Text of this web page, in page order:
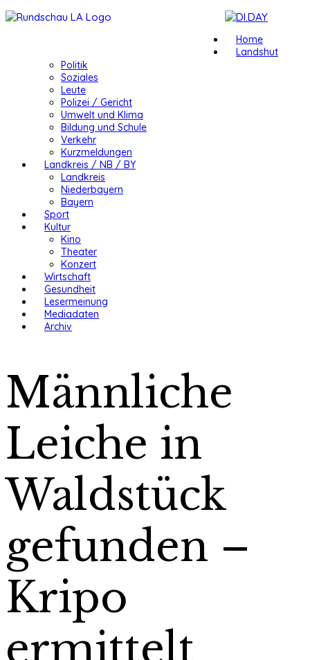
Home
Landshut
Politik
Soziales
Leute
Polizei / Gericht
Umwelt und Klima
Bildung und Schule
Verkehr
Kurzmeldungen
Landkreis / NB / BY
Landkreis
Niederbayern
Bayern
Sport
Kultur
Kino
Theater
Konzert
Wirtschaft
Gesundheit
Lesermeinung
Mediadaten
Archiv
Männliche
Leiche in
Waldstück
gefunden –
Kripo
ermittelt